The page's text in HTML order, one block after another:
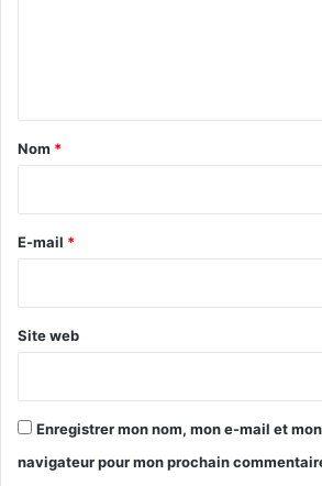
s
p
r
x
à
l
é
c
h
l
l
m
a
e
Nom *
E-mail *
Site web
Enregistrer mon nom, mon e-mail et
navigateur pour mon prochain